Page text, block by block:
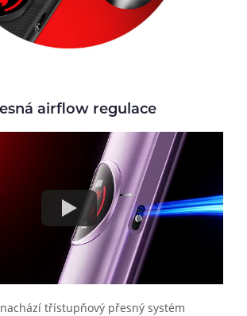
airflow regulace
třístupňový přesný systém